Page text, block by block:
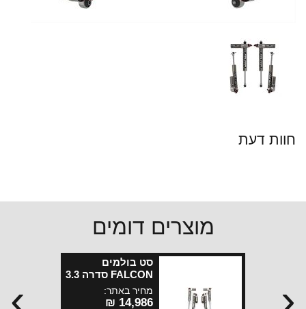
חוות דעת
מוצרים דומים
סט בולמים
FALCON סדרה 3.3
SP2 עם מיכל
מחיר באתר:
14,986 ₪